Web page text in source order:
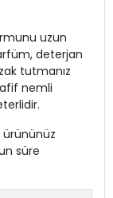
uzun
deterjan
tutmanız
nemli
ürününüz
süre